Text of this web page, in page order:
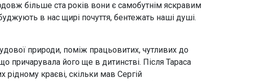
більше ста років вони є самобутнім яскравим
в нас щирі почуття, бентежать наші душі.
природи, поміж працьовитих, чутливих до
причарувала його ще в дитинстві. Після Тараса
краєві, скільки мав Сергій